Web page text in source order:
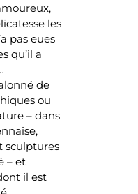
les
pas eues
qu’il a
de
ou
– dans
sculptures
– et
il est